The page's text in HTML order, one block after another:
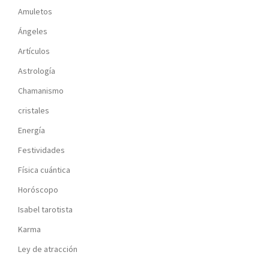
Amuletos
Ángeles
Artículos
Astrología
Chamanismo
cristales
Energía
Festividades
Física cuántica
Horóscopo
Isabel tarotista
Karma
Ley de atracción